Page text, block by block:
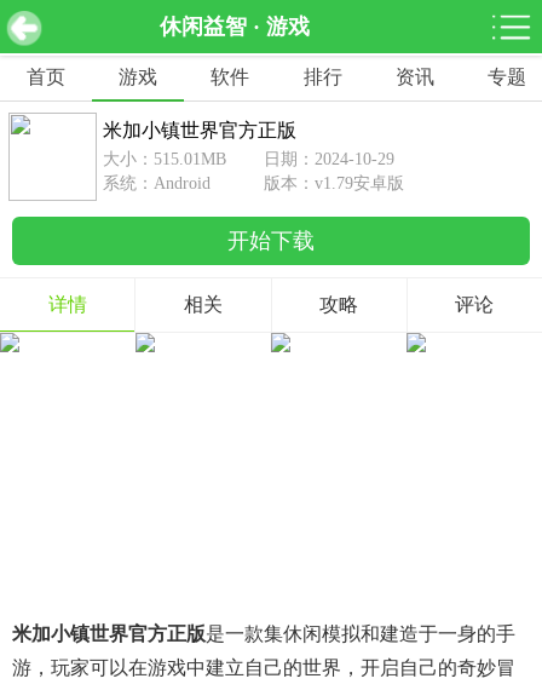
休闲益智 · 游戏
网游分类 软件分类
休闲益智
462款游戏
赛车竞速
122款游戏
1642款游戏
动作射击
351款游戏
69款游戏
经营养成
策略塔防
冒险解谜
首页 游戏 软件 排行 资讯 专题
米加小镇世界官方正版 v1.79安卓版 下载
米加小镇世界官方正版
大小：515.01MB
日期：2024-10-29
系统：Android
版本：v1.79安卓版
开始下载
详情 相关 攻略 评论
米加小镇世界官方正版是一款集休闲模拟和建造于一身的手
游，玩家可以在游戏中建立自己的世界，开启自己的奇妙冒